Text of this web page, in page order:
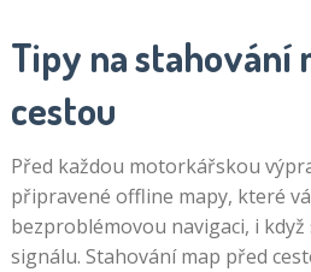
Tipy na stahování
cestou
Před každou motorkářskou
připravené offline mapy, které
bezproblémovou navigaci, i
signálu. Stahování map před